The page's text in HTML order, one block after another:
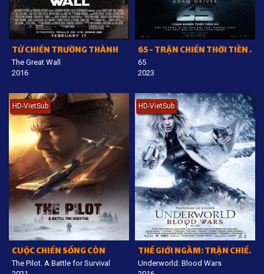
TỬ CHIẾN TRƯỜNG THÀNH
The Great Wall
2016
65 - TRẬN CHIẾN THỜI TIỀN SỬ
65
2023
HD-VietSub
CUỘC CHIẾN SỐNG CÒN
The Pilot. A Battle for Survival
HD-VietSub
THẾ GIỚI NGẦM: TRẬN CHIẾN ĐẪM MÁU
Underworld: Blood Wars